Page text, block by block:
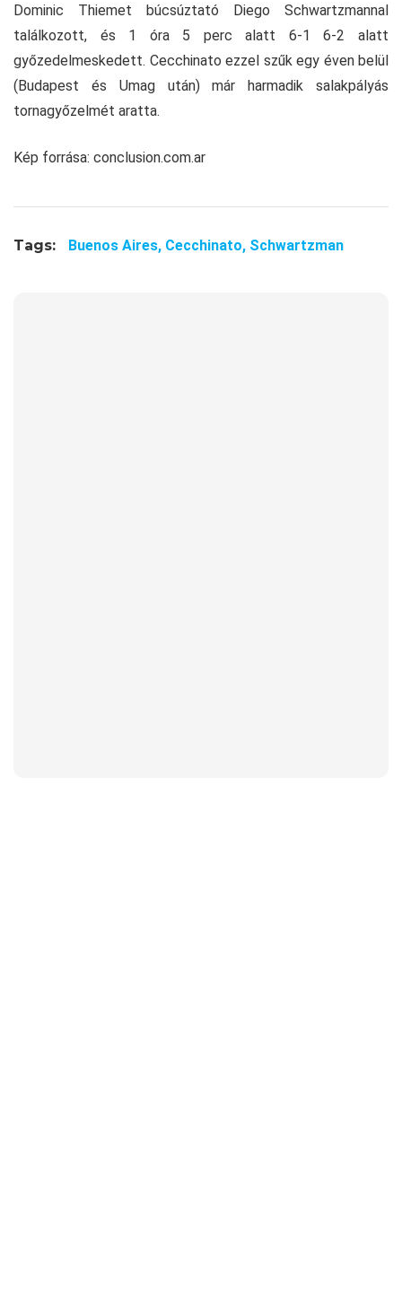
Dominic Thiemet búcsúztató Diego Schwartzmannal
találkozott, és 1 óra 5 perc alatt 6-1 6-2 alatt
győzedelmeskedett. Cecchinato ezzel szűk egy éven belül
(Budapest és Umag után) már harmadik salakpályás
tornagyőzelmét aratta.
Kép forrása: conclusion.com.ar
Tags: Buenos Aires, Cecchinato, Schwartzman